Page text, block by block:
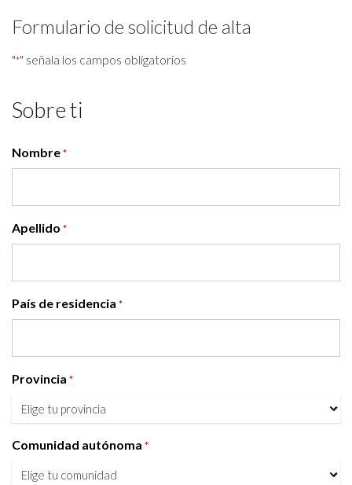
Formulario de solicitud de alta
"*" señala los campos obligatorios
Sobre ti
Nombre *
Apellido *
País de residencia *
Provincia *
Comunidad autónoma *